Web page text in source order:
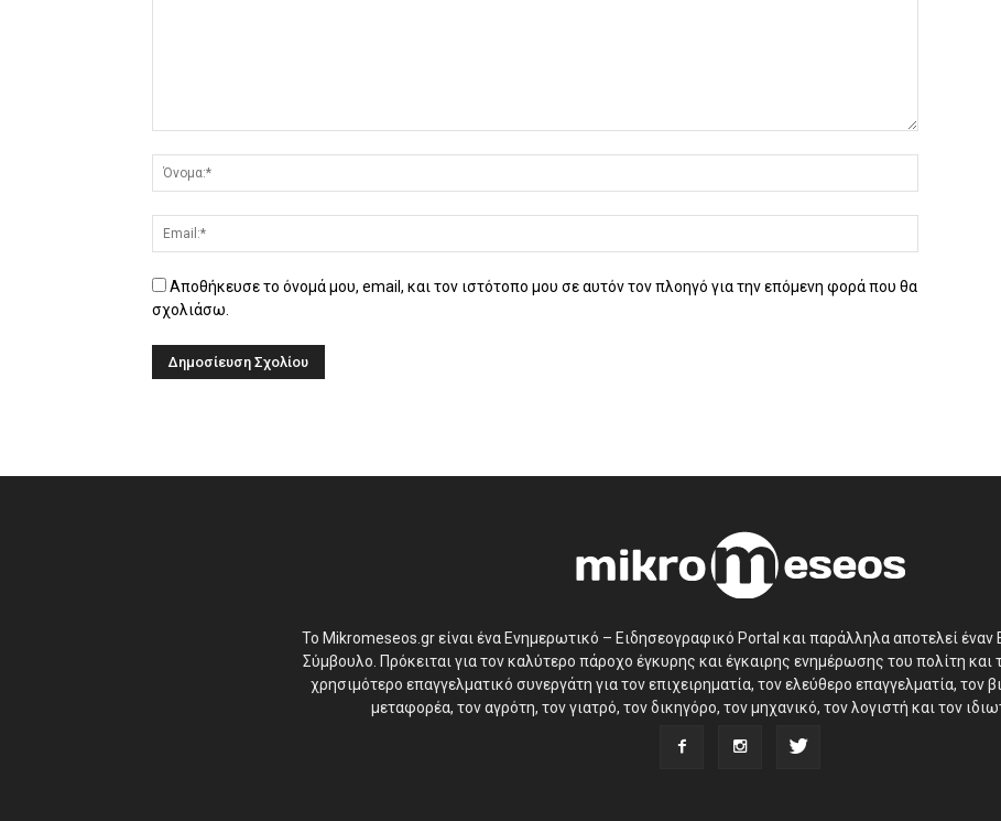
Αποθήκευσε το όνομά μου, email, και τον ιστότοπο μου σε αυτόν τον πλοηγό για την επόμενη φορά που θα
σχολιάσω.
Το Mikromeseos.gr είναι ένα Ενημερωτικό – Ειδησεογραφικό Portal και παράλληλα αποτελεί έναν
Σύμβουλο. Πρόκειται για τον καλύτερο πάροχο έγκυρης και έγκαιρης ενημέρωσης του πολίτη και
χρησιμότερο επαγγελματικό συνεργάτη για τον επιχειρηματία, τον ελεύθερο επαγγελματία, τον
μεταφορέα, τον αγρότη, τον γιατρό, τον δικηγόρο, τον μηχανικό, τον λογιστή και τον